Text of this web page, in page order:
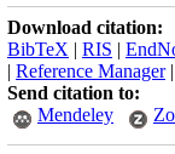
Download citation:
BibTeX | RIS |
| Reference Manager|
Send citation to:
Mendeley